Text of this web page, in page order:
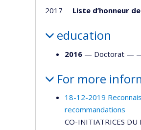
2017 Liste d’honneur
education
2016 — Doctorat —
For more
18-12-2019
recommandations
CO-INITIATRICES